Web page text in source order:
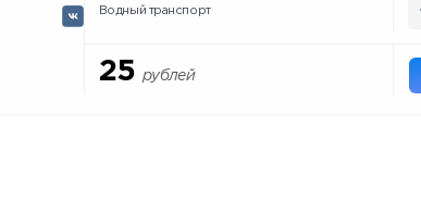
Водный транспорт
25 рублей